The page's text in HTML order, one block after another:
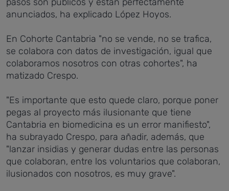
anunciados, ha explicado López Hoyos.
En Cohorte Cantabria "no se vende, no se trafica,
se colabora con datos de investigación, igual que
colaboramos nosotros con otras cohortes", ha
matizado Crespo.
"Es importante que esto quede claro, porque poner
pegas al proyecto más ilusionante que tiene
Cantabria en biomedicina es un error manifiesto",
ha subrayado Crespo, para añadir, además, que
"lanzar insidias y generar dudas entre las personas
que colaboran, entre los voluntarios que colaboran,
ilusionados con nosotros, es muy grave".